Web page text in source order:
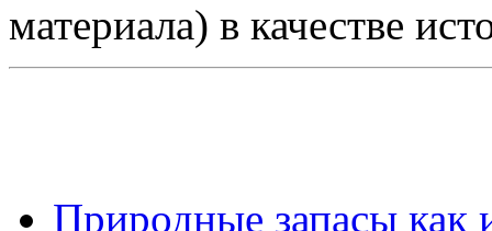
материала) в качестве
Природные запасы как